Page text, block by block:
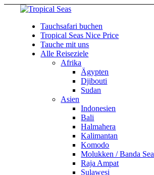
Tauchsafari buchen
Tropical Seas Nice Price
Tauche mit uns
Alle Reiseziele
Afrika
Ägypten
Djibouti
Sudan
Asien
Indonesien
Bali
Halmahera
Kalimantan
Komodo
Molukken / Banda Sea
Raja Ampat
Sulawesi